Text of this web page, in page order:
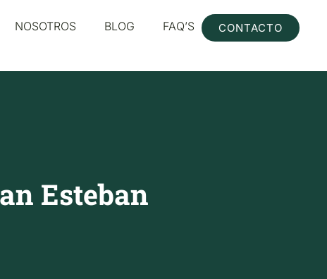
NOSOTROS BLOG FAQ’S CONTACTO
Esteban